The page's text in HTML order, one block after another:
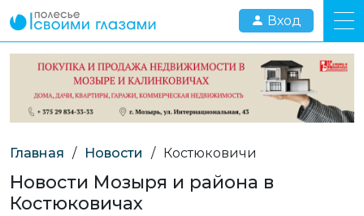
Вход
Главная / Новости / Костюковичи
Новости Мозыря и района в
Костюковичах